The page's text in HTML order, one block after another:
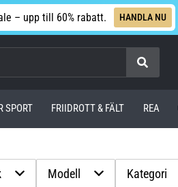
– upp till 60% rabatt. HANDLA NU
SPORT FRIIDROTT & FÄLT REA
Modell Kategori